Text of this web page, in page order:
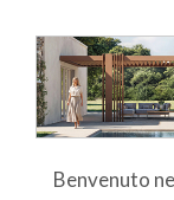
Benvenuto